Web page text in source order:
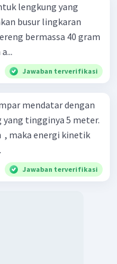
lengkung yang
bermassa 40 gram
Jawaban terverifikasi
mendatar dengan
yang tingginya 5 meter.
, maka energi kinetik
Jawaban terverifikasi